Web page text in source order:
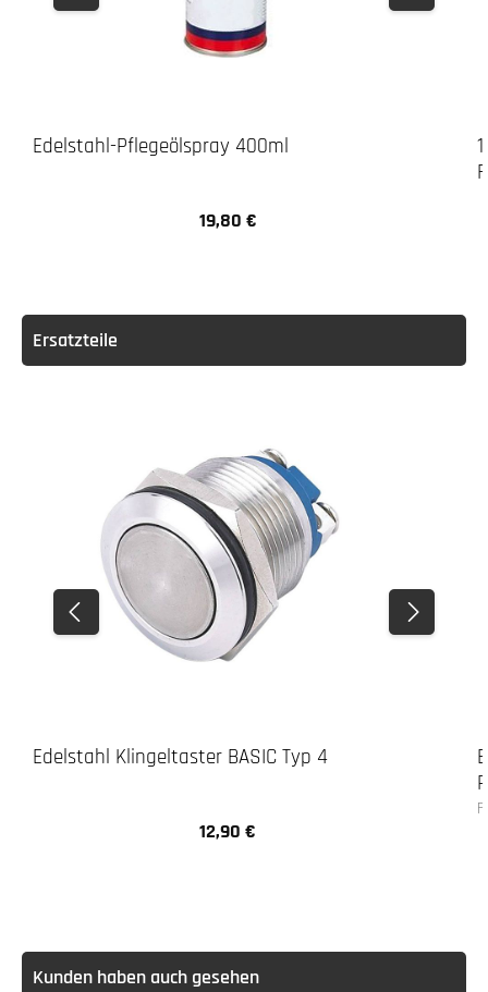
Edelstahl-Pflegeölspray 400ml
Regulärer Preis:
19,80 €
Ersatzteile
Edelstahl Klingeltaster BASIC Typ 4
Regulärer Preis:
12,90 €
Kunden haben auch gesehen